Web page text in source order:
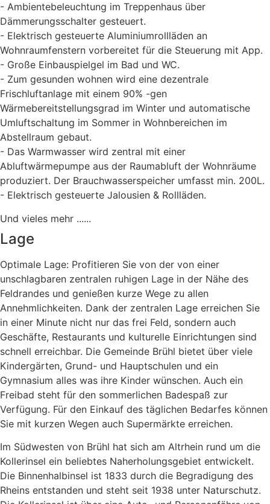
- Ambientebeleuchtung im Treppenhaus über
Dämmerungsschalter gesteuert.
- Elektrisch gesteuerte Aluminiumrollläden an
Wohnraumfenstern vorbereitet für die Steuerung mit App.
- Große Einbauspielgel im Bad und WC.
- Zum gesunden wohnen wird eine dezentrale
Frischluftanlage mit einem 90% -gen
Wärmebereitstellungsgrad im Winter und automatische
Umluftschaltung im Sommer in Wohnbereichen im
Abstellraum gebaut.
- Das Warmwasser wird zentral mit einer
Abluftwärmepumpe aus der Raumabluft der Wohnräume
produziert. Der Brauchwasserspeicher umfasst min. 200L.
- Elektrisch gesteuerte Jalousien & Rollläden.
Und vieles mehr ......
Lage
Optimale Lage: Profitieren Sie von der von einer
unschlagbaren zentralen ruhigen Lage in der Nähe des
Feldrandes und genießen kurze Wege zu allen
Annehmlichkeiten. Dank der zentralen Lage erreichen Sie
in einer Minute nicht nur das frei Feld, sondern auch
Geschäfte, Restaurants und kulturelle Einrichtungen sind
schnell erreichbar. Die Gemeinde Brühl bietet über viele
Kindergärten, Grund- und Hauptschulen und ein
Gymnasium alles was ihre Kinder wünschen. Auch ein
Freibad steht für den sommerlichen Badespaß zur
Verfügung. Für den Einkauf des täglichen Bedarfes können
Sie mit kurzen Wegen auch Supermärkte erreichen.
Im Südwesten von Brühl hat sich am Altrhein rund um die
Kollerinsel ein beliebtes Naherholungsgebiet entwickelt.
Die Binnenhalbinsel ist 1833 durch die Begradigung des
Rheins entstanden und steht seit 1938 unter Naturschutz.